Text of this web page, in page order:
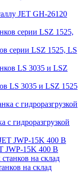
JET GH-26120
серии LSZ 1525, LS
LS 3035 и LSZ 1525
c гидроразгрузкой
JWP-15K 400 В
на склад